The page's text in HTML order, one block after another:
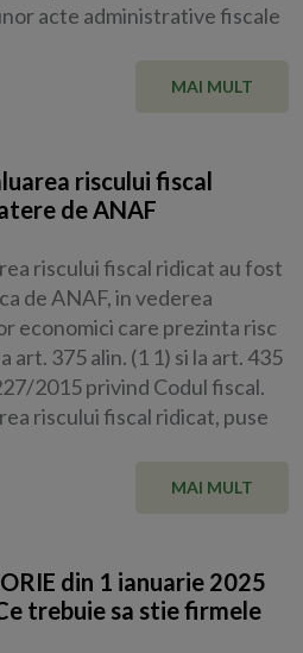
acte administrative fiscale
MAI MULT
riscului fiscal
de ANAF
riscului fiscal ridicat au fost
de ANAF, in vederea
economici care prezinta risc
art. 375 alin. (1 1) si la art. 435
2015 privind Codul fiscal.
riscului fiscal ridicat, puse
MAI MULT
din 1 ianuarie 2025
trebuie sa stie firmele